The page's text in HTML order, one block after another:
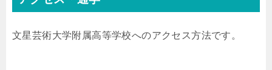
文星芸術大学附属高等学校へのアクセス方法です。